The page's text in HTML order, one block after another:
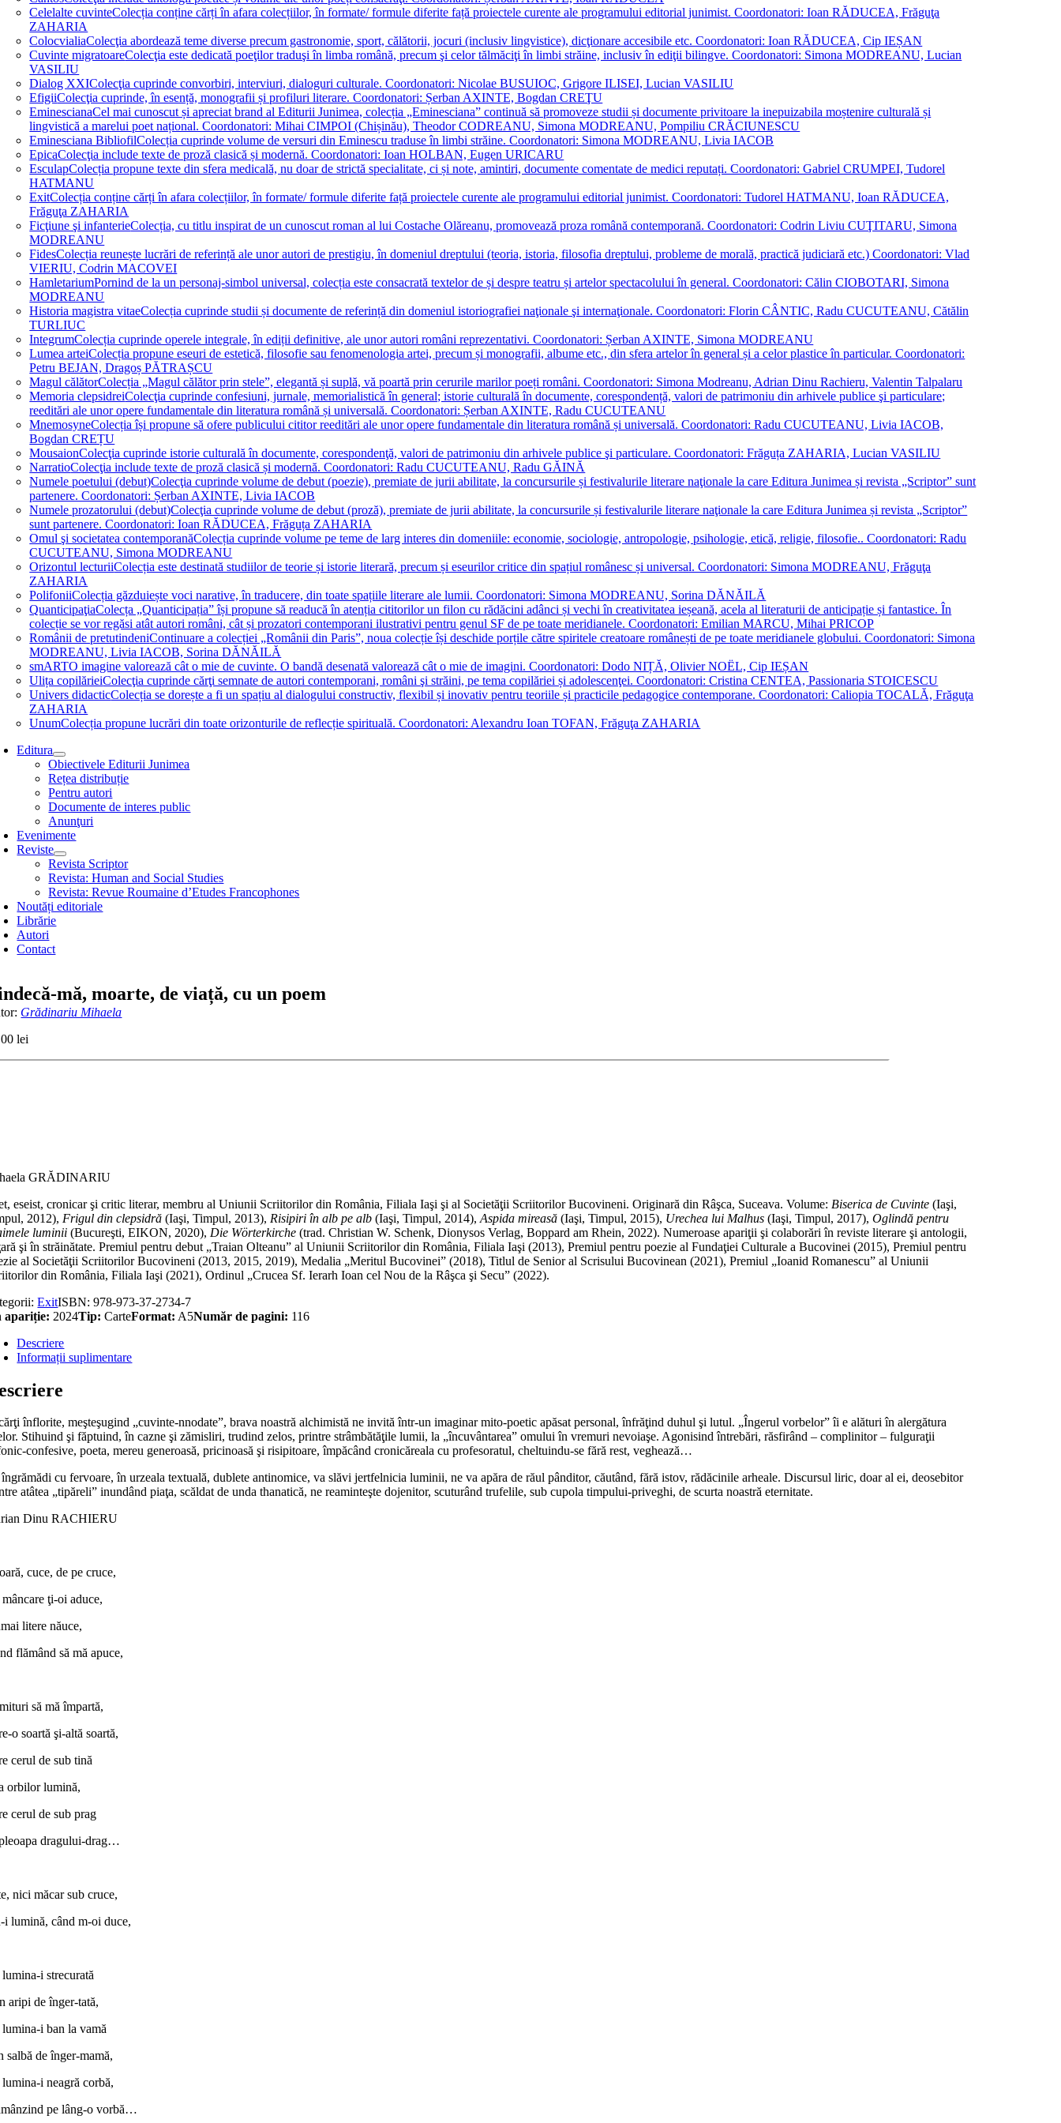
Celelalte cuvinteColecția conține cărți în afara colecțiilor, în formate/ formule diferite față proiectele curente ale programului editorial junimist. Coordonatori: Ioan RĂDUCEA, Frăguţa
ZAHARIA
ColocvialiaColecţia abordează teme diverse precum gastronomie, sport, călătorii, jocuri (inclusiv lingvistice), dicţionare accesibile etc. Coordonatori: Ioan RĂDUCEA, Cip IEȘAN
Cuvinte migratoareColecţia este dedicată poeţilor traduşi în limba română, precum şi celor tălmăciţi în limbi străine, inclusiv în ediţii bilingve. Coordonatori: Simona MODREANU, Lucian
VASILIU
Dialog XXIColecţia cuprinde convorbiri, interviuri, dialoguri culturale. Coordonatori: Nicolae BUSUIOC, Grigore ILISEI, Lucian VASILIU
EfigiiColecţia cuprinde, în esență, monografii și profiluri literare. Coordonatori: Șerban AXINTE, Bogdan CREŢU
EminescianaCel mai cunoscut și apreciat brand al Editurii Junimea, colecția „Eminesciana” continuă să promoveze studii și documente privitoare la inepuizabila moștenire culturală și
lingvistică a marelui poet național. Coordonatori: Mihai CIMPOI (Chișinău), Theodor CODREANU, Simona MODREANU, Pompiliu CRĂCIUNESCU
Eminesciana BibliofilColecția cuprinde volume de versuri din Eminescu traduse în limbi străine. Coordonatori: Simona MODREANU, Livia IACOB
EpicaColecţia include texte de proză clasică și modernă. Coordonatori: Ioan HOLBAN, Eugen URICARU
EsculapColecția propune texte din sfera medicală, nu doar de strictă specialitate, ci și note, amintiri, documente comentate de medici reputați. Coordonatori: Gabriel CRUMPEI, Tudorel
HATMANU
ExitColecția conține cărți în afara colecțiilor, în formate/ formule diferite față proiectele curente ale programului editorial junimist. Coordonatori: Tudorel HATMANU, Ioan RĂDUCEA,
Frăguţa ZAHARIA
Ficţiune şi infanterieColecția, cu titlu inspirat de un cunoscut roman al lui Costache Olăreanu, promovează proza română contemporană. Coordonatori: Codrin Liviu CUŢITARU, Simona
MODREANU
FidesColecția reunește lucrări de referință ale unor autori de prestigiu, în domeniul dreptului (teoria, istoria, filosofia dreptului, probleme de morală, practică judiciară etc.) Coordonatori: Vlad
VIERIU, Codrin MACOVEI
HamletariumPornind de la un personaj-simbol universal, colecția este consacrată textelor de și despre teatru și artelor spectacolului în general. Coordonatori: Călin CIOBOTARI, Simona
MODREANU
Historia magistra vitaeColecția cuprinde studii și documente de referință din domeniul istoriografiei naţionale şi internaţionale. Coordonatori: Florin CÂNTIC, Radu CUCUTEANU, Cătălin
TURLIUC
IntegrumColecția cuprinde operele integrale, în ediții definitive, ale unor autori români reprezentativi. Coordonatori: Șerban AXINTE, Simona MODREANU
Lumea arteiColecția propune eseuri de estetică, filosofie sau fenomenologia artei, precum și monografii, albume etc., din sfera artelor în general și a celor plastice în particular. Coordonatori:
Petru BEJAN, Dragoș PĂTRAȘCU
Magul călătorColecția „Magul călător prin stele”, elegantă și suplă, vă poartă prin cerurile marilor poeți români. Coordonatori: Simona Modreanu, Adrian Dinu Rachieru, Valentin Talpalaru
Memoria clepsidreiColecţia cuprinde confesiuni, jurnale, memorialistică în general; istorie culturală în documente, corespondență, valori de patrimoniu din arhivele publice şi particulare;
reeditări ale unor opere fundamentale din literatura română și universală. Coordonatori: Șerban AXINTE, Radu CUCUTEANU
MnemosyneColecția își propune să ofere publicului cititor reeditări ale unor opere fundamentale din literatura română și universală. Coordonatori: Radu CUCUTEANU, Livia IACOB,
Bogdan CREȚU
MousaionColecţia cuprinde istorie culturală în documente, corespondenţă, valori de patrimoniu din arhivele publice şi particulare. Coordonatori: Frăguța ZAHARIA, Lucian VASILIU
NarratioColecţia include texte de proză clasică și modernă. Coordonatori: Radu CUCUTEANU, Radu GĂINĂ
Numele poetului (debut)Colecţia cuprinde volume de debut (poezie), premiate de jurii abilitate, la concursurile și festivalurile literare naţionale la care Editura Junimea și revista „Scriptor” sunt
partenere. Coordonatori: Șerban AXINTE, Livia IACOB
Numele prozatorului (debut)Colecţia cuprinde volume de debut (proză), premiate de jurii abilitate, la concursurile și festivalurile literare naţionale la care Editura Junimea și revista „Scriptor”
sunt partenere. Coordonatori: Ioan RĂDUCEA, Frăguța ZAHARIA
Omul şi societatea contemporanăColecția cuprinde volume pe teme de larg interes din domeniile: economie, sociologie, antropologie, psihologie, etică, religie, filosofie.. Coordonatori: Radu
CUCUTEANU, Simona MODREANU
Orizontul lecturiiColecția este destinată studiilor de teorie și istorie literară, precum și eseurilor critice din spațiul românesc și universal. Coordonatori: Simona MODREANU, Frăguţa
ZAHARIA
PolifoniiColecția găzduiește voci narative, în traducere, din toate spațiile literare ale lumii. Coordonatori: Simona MODREANU, Sorina DĂNĂILĂ
QuanticipaţiaColecța „Quanticipația” își propune să readucă în atenția cititorilor un filon cu rădăcini adânci și vechi în creativitatea ieșeană, acela al literaturii de anticipație și fantastice. În
colecție se vor regăsi atât autori români, cât și prozatori contemporani ilustrativi pentru genul SF de pe toate meridianele. Coordonatori: Emilian MARCU, Mihai PRICOP
Românii de pretutindeniContinuare a colecției „Românii din Paris”, noua colecție își deschide porțile către spiritele creatoare românești de pe toate meridianele globului. Coordonatori: Simona
MODREANU, Livia IACOB, Sorina DĂNĂILĂ
smARTO imagine valorează cât o mie de cuvinte. O bandă desenată valorează cât o mie de imagini. Coordonatori: Dodo NIȚĂ, Olivier NOËL, Cip IEȘAN
Ulița copilărieiColecţia cuprinde cărţi semnate de autori contemporani, români şi străini, pe tema copilăriei și adolescenţei. Coordonatori: Cristina CENTEA, Passionaria STOICESCU
Univers didacticColecția se dorește a fi un spațiu al dialogului constructiv, flexibil și inovativ pentru teoriile și practicile pedagogice contemporane. Coordonatori: Caliopia TOCALĂ, Frăguţa
ZAHARIA
UnumColecția propune lucrări din toate orizonturile de reflecție spirituală. Coordonatori: Alexandru Ioan TOFAN, Frăguţa ZAHARIA
Editura
Obiectivele Editurii Junimea
Rețea distribuție
Pentru autori
Documente de interes public
Anunţuri
Evenimente
Reviste
Revista Scriptor
Revista: Human and Social Studies
Revista: Revue Roumaine d’Etudes Francophones
Noutăți editoriale
Librărie
Autori
Contact
mă, moarte, de viață, cu un poem
Grădinariu Mihaela
lei
GRĂDINARIU
eseist, cronicar şi critic literar, membru al Uniunii Scriitorilor din România, Filiala Iaşi şi al Societăţii Scriitorilor Bucovineni. Originară din Râşca, Suceava. Volume: Biserica de Cuvinte (Iaşi,
2012), Frigul din clepsidră(Iaşi, Timpul, 2013), Risipiri în alb pe alb(Iaşi, Timpul, 2014),Aspida mireasă(Iaşi, Timpul, 2015), Urechea lui Malhus (Iaşi, Timpul, 2017),Oglindă pentru
luminii (Bucureşti, EIKON, 2020), Die Wörterkirche (trad. Christian W. Schenk, Dionysos Verlag, Boppard am Rhein, 2022). Numeroase apariţii şi colaborări în reviste literare şi antologii,
şi în străinătate. Premiul pentru debut „Traian Olteanu” al Uniunii Scriitorilor din România, Filiala Iaşi (2013), Premiul pentru poezie al Fundaţiei Culturale a Bucovinei (2015), Premiul pentru
al Societăţii Scriitorilor Bucovineni (2013, 2015, 2019), Medalia „Meritul Bucovinei” (2018), Titlul de Senior al Scrisului Bucovinean (2021), Premiul „Ioanid Romanescu” al Uniunii
din România, Filiala Iaşi (2021), Ordinul „Crucea Sf. Ierarh Ioan cel Nou de la Râşca şi Secu” (2022).
ExitISBN:978-973-37-2734-7
apariție: 2024Tip: CarteFormat: A5Număr de pagini: 116
Descriere
Informații suplimentare
înflorite, meşteşugind „cuvinte-nnodate”, brava noastră alchimistă ne invită într-un imaginar mito-poetic apăsat personal, înfrăţind duhul şi lutul. „Îngerul vorbelor” îi e alături în alergătura
Stihuind şi făptuind, în cazne şi zămisliri, trudind zelos, printre strâmbătăţile lumii, la „încuvântarea” omului în vremuri nevoiaşe. Agonisind întrebări, răsfirând – complinitor – fulguraţii
confesive, poeta, mereu generoasă, pricinoasă şi risipitoare, împăcând cronicăreala cu profesoratul, cheltuindu-se fără rest, veghează…
cu fervoare, în urzeala textuală, dublete antinomice, va slăvi jertfelnicia luminii, ne va apăra de răul pânditor, căutând, fără istov, rădăcinile arheale. Discursul liric, doar al ei, deosebitor
atâtea „tipăreli” inundând piaţa, scăldat de unda thanatică, ne reaminteşte dojenitor, scuturând trufelile, sub cupola timpului-priveghi, de scurta noastră eternitate.
Dinu RACHIERU
cuce, de pe cruce,
mâncare ţi-oi aduce,
litere năuce,
flămând să mă apuce,
să mă împartă,
o soartă şi-altă soartă,
cerul de sub tină
orbilor lumină,
cerul de sub prag
dragului-drag…
nici măcar sub cruce,
i lumină, când m-oi duce,
lumina-i strecurată
aripi de înger-tată,
lumina-i ban la vamă
salbă de înger-mamă,
lumina-i neagră corbă,
pe lâng-o vorbă…